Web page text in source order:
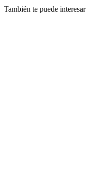
También te puede interesar